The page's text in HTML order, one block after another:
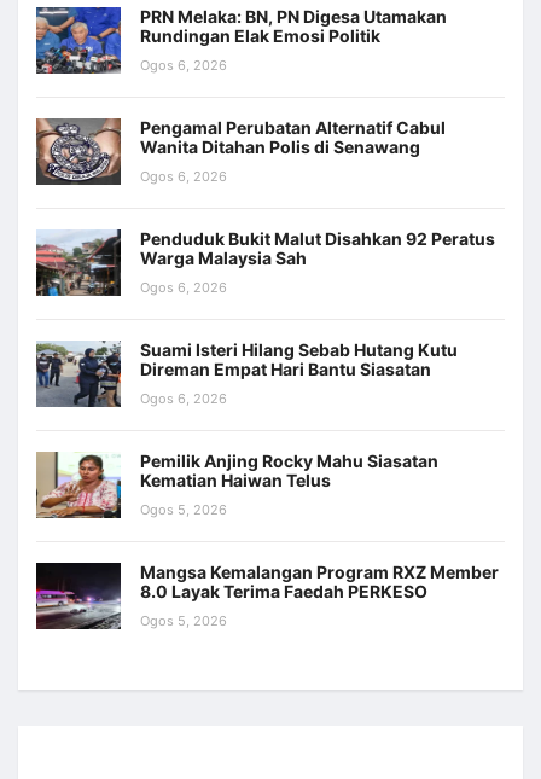
PRN Melaka: BN, PN Digesa Utamakan
Rundingan Elak Emosi Politik
Ogos 6, 2026
Pengamal Perubatan Alternatif Cabul
Wanita Ditahan Polis di Senawang
Ogos 6, 2026
Penduduk Bukit Malut Disahkan 92 Peratus
Warga Malaysia Sah
Ogos 6, 2026
Suami Isteri Hilang Sebab Hutang Kutu
Direman Empat Hari Bantu Siasatan
Ogos 6, 2026
Pemilik Anjing Rocky Mahu Siasatan
Kematian Haiwan Telus
Ogos 5, 2026
Mangsa Kemalangan Program RXZ Member
8.0 Layak Terima Faedah PERKESO
Ogos 5, 2026